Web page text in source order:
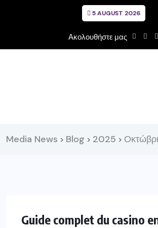
5 AUGUST 2026
Ακολουθήστε μας
Media News > Blog > 2025 >
Guide complet du casino